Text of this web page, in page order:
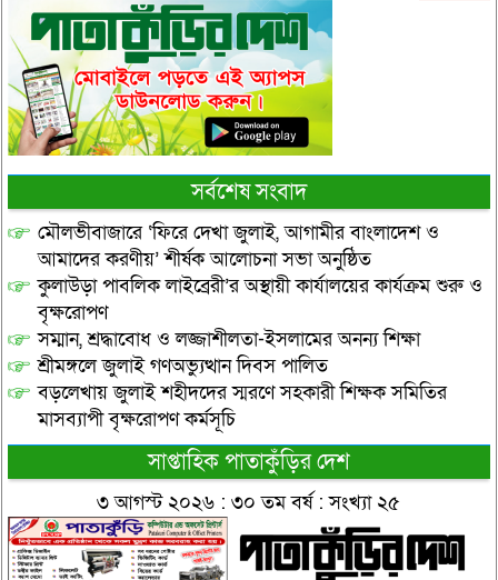
সর্বশেষ সংবাদ
মৌলভীবাজারে ‘ফিরে দেখা জুলাই, আগামীর বাংলাদেশ ও
আমাদের করণীয়’ শীর্ষক আলোচনা সভা অনুষ্ঠিত
কুলাউড়া পাবলিক লাইব্রেরী’র অস্থায়ী কার্যালয়ের কার্যক্রম শুরু ও
বৃক্ষরোপণ
সম্মান, শ্রদ্ধাবোধ ও লজ্জাশীলতা-ইসলামের অনন্য শিক্ষা
শ্রীমঙ্গলে জুলাই গণঅভ্যুত্থান দিবস পালিত
বড়লেখায় জুলাই শহীদদের স্মরণে সহকারী শিক্ষক সমিতির
মাসব্যাপী বৃক্ষরোপণ কর্মসূচি
সাপ্তাহিক পাতাকুঁড়ির দেশ
৩ আগস্ট ২০২৬ : ৩০ তম বর্ষ : সংখ্যা ২৫